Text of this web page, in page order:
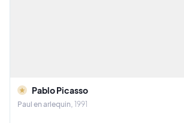
Pablo Picasso
Paul en arlequin 1991